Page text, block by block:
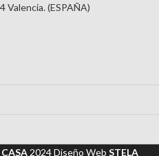
Valencia. (ESPAÑA)
CASA 2024Diseño Web STELA